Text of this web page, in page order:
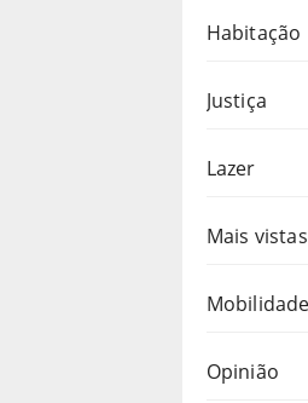
Habitação
Justiça
Lazer
Mais vistas
Mobilidade
Opinião